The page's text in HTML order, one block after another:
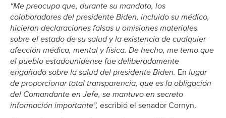
“Me preocupa que, durante su mandato, los
colaboradores del presidente Biden, incluido su médico,
hicieran declaraciones falsas u omisiones materiales
sobre el estado de su salud y la existencia de cualquier
afección médica, mental y física. De hecho, me temo que
el pueblo estadounidense fue deliberadamente
engañado sobre la salud del presidente Biden. En lugar
de proporcionar total transparencia, que es la obligación
del Comandante en Jefe, se mantuvo en secreto
información importante”, escribió el senador Cornyn.